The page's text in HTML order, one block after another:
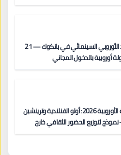
مهرجان الاتحاد الأوروبي السينمائي في بانكوك — 21
عاصمتا الثقافة الأوروبية 2026: أولو الفنلندية وترينشين
لتوزيع الحضور الثقافي خارج